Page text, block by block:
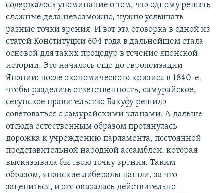
содержалось упоминание о том, что одному решать
сложные дела невозможно, нужно услышать
разные точки зрения. И вот эта оговорка в одной из
статей Конституции 604 года в дальнейшем стала
основой для таких процедур в течение японской
истории. Это началось еще до европеизации
Японии: после экономического кризиса в 1840-е,
чтобы разделить ответственность, самурайское,
сегунское правительство Бакуфу решило
советоваться с самурайскими кланами. А дальше
отсюда естественным образом протянулась
дорожка к учреждению парламента, постоянной
представительной народной ассамблеи, которая
высказывала бы свою точку зрения. Таким
образом, японские либералы нашли, за что
зацепиться, и это оказалась действительно